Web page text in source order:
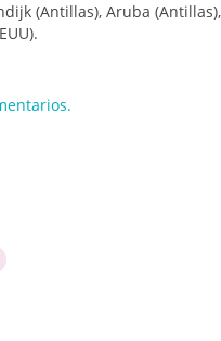
(Antillas), Aruba